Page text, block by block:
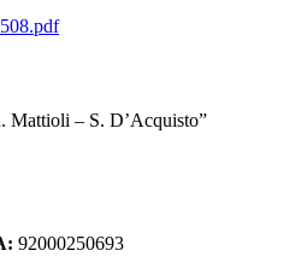
Mattioli – S. D’Acquisto”
92000250693